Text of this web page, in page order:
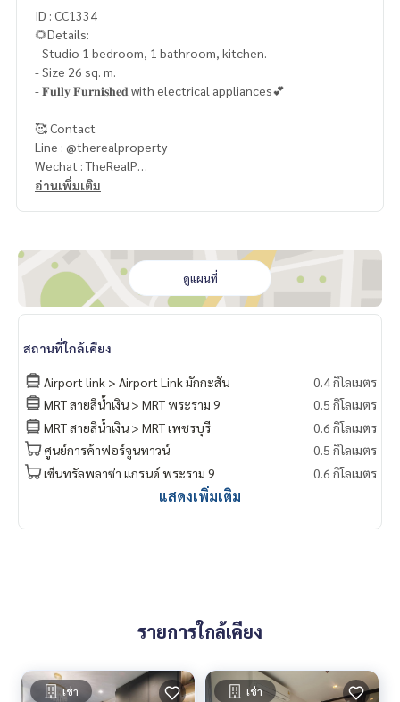
ID : CC1334
🌻Details:
- Studio 1 bedroom, 1 bathroom, kitchen.
- Size 26 sq. m.
- 𝐅𝐮𝐥𝐥𝐲 𝐅𝐮𝐫𝐧𝐢𝐬𝐡𝐞𝐝 with electrical appliances💕
🥰 Contact
Line : @therealproperty
Wechat : TheRealP
WhatsApp :
อ่านเพิ่มเติม
ดูแผนที่
สถานที่ใกล้เคียง
Airport link > Airport Link มักกะสัน
0.4 กิโลเมตร
MRT สายสีน้ำเงิน > MRT พระราม 9
0.5 กิโลเมตร
MRT สายสีน้ำเงิน > MRT เพชรบุรี
0.6 กิโลเมตร
ศูนย์การค้าฟอร์จูนทาวน์
0.5 กิโลเมตร
เซ็นทรัลพลาซ่า แกรนด์ พระราม 9
0.6 กิโลเมตร
แสดงเพิ่มเติม
รายการใกล้เคียง
เช่า เช่า